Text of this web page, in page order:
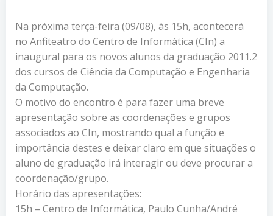
Na próxima terça-feira (09/08), às 15h, acontecerá
no Anfiteatro do Centro de Informática (CIn) a
inaugural para os novos alunos da graduação 2011.2
dos cursos de Ciência da Computação e Engenharia
da Computação.
O motivo do encontro é para fazer uma breve
apresentação sobre as coordenações e grupos
associados ao CIn, mostrando qual a função e
importância destes e deixar claro em que situações o
aluno de graduação irá interagir ou deve procurar a
coordenação/grupo.
Horário das apresentações:
15h – Centro de Informática, Paulo Cunha/André